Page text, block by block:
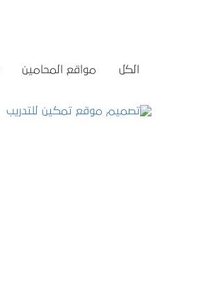
الكل مواقع المحامين